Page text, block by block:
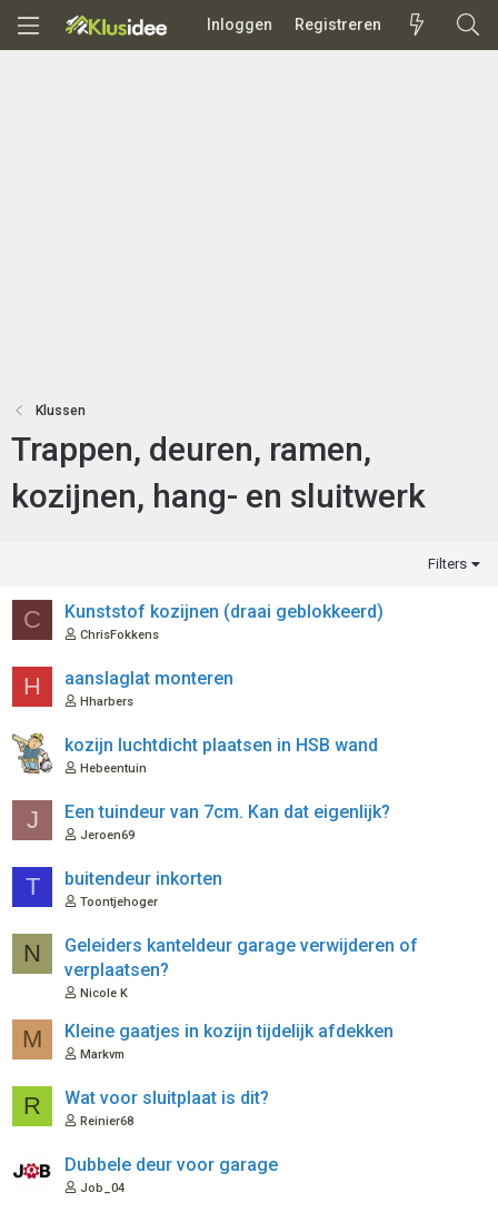
Inloggen Registreren
Klussen
Trappen, deuren, ramen,
kozijnen, hang- en sluitwerk
Filters
C Kunststof kozijnen (draai geblokkeerd)
ChrisFokkens
H aanslaglat monteren
Hharbers
kozijn luchtdicht plaatsen in HSB wand
Hebeentuin
J Een tuindeur van 7cm. Kan dat eigenlijk?
Jeroen69
T buitendeur inkorten
Toontjehoger
N
Geleiders kanteldeur garage verwijderen of
verplaatsen?
Nicole K
M Kleine gaatjes in kozijn tijdelijk afdekken
Markvm
R Wat voor sluitplaat is dit?
Reinier68
Dubbele deur voor garage
Job_04